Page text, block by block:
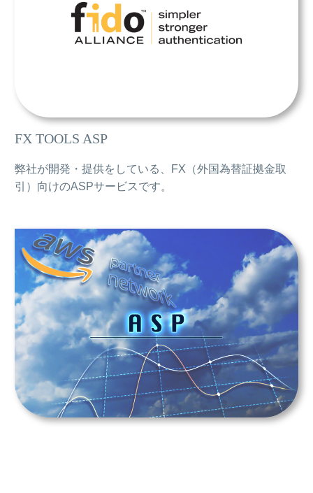
FX TOOLS ASP
弊社が開発・提供をしている、FX（外国為替証拠金取
引）向けのASPサービスです。